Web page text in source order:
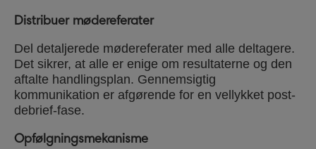
Distribuer mødereferater
Del detaljerede mødereferater med alle deltagere.
Det sikrer, at alle er enige om resultaterne og den
aftalte handlingsplan. Gennemsigtig
kommunikation er afgørende for en vellykket post-
debrief-fase.
Opfølgningsmekanisme